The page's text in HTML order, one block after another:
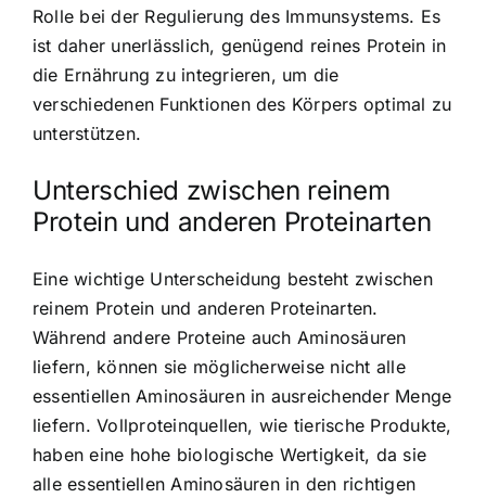
Rolle bei der Regulierung des Immunsystems. Es
ist daher unerlässlich, genügend reines Protein in
die Ernährung zu integrieren, um die
verschiedenen Funktionen des Körpers optimal zu
unterstützen.
Unterschied zwischen reinem
Protein und anderen Proteinarten
Eine wichtige Unterscheidung besteht zwischen
reinem Protein und anderen Proteinarten.
Während andere Proteine auch Aminosäuren
liefern, können sie möglicherweise nicht alle
essentiellen Aminosäuren in ausreichender Menge
liefern. Vollproteinquellen, wie tierische Produkte,
haben eine hohe biologische Wertigkeit, da sie
alle essentiellen Aminosäuren in den richtigen